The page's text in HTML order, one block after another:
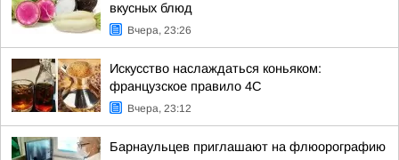
вкусных блюд
Вчера, 23:26
Искусство наслаждаться коньяком:
французское правило 4С
Вчера, 23:12
Барнаульцев приглашают на флюорографию